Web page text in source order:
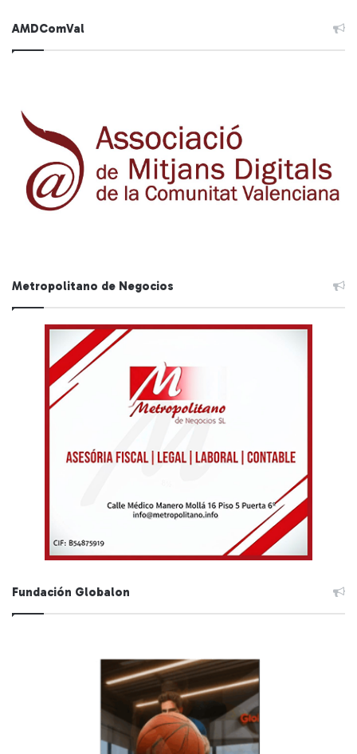
AMDComVal
Metropolitano de Negocios
Fundación Globalon